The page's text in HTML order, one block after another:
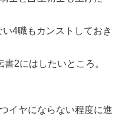
4職もカンストしておき
2にはしたいところ。
イヤにならない程度に進